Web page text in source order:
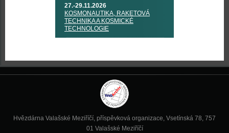
27.-29.11.2026
KOSMONAUTIKA, RAKETOVÁ
TECHNIKA A KOSMICKÉ
TECHNOLOGIE
Hvězdárna Valašské Meziříčí, příspěvková organizace, Vsetínská 78, 757
01 Valašské Meziříčí